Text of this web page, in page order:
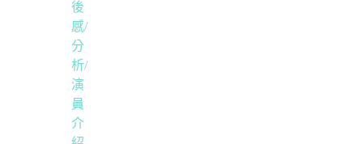
後
感/
分
析/
演
員
介